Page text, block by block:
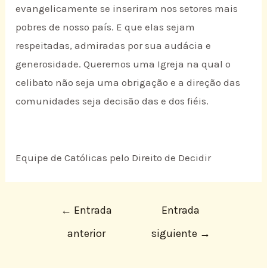
evangelicamente se inseriram nos setores mais
pobres de nosso país. E que elas sejam
respeitadas, admiradas por sua audácia e
generosidade. Queremos uma Igreja na qual o
celibato não seja uma obrigação e a direção das
comunidades seja decisão das e dos fiéis.
Equipe de Católicas pelo Direito de Decidir
← Entrada
anterior
Entrada
siguiente →